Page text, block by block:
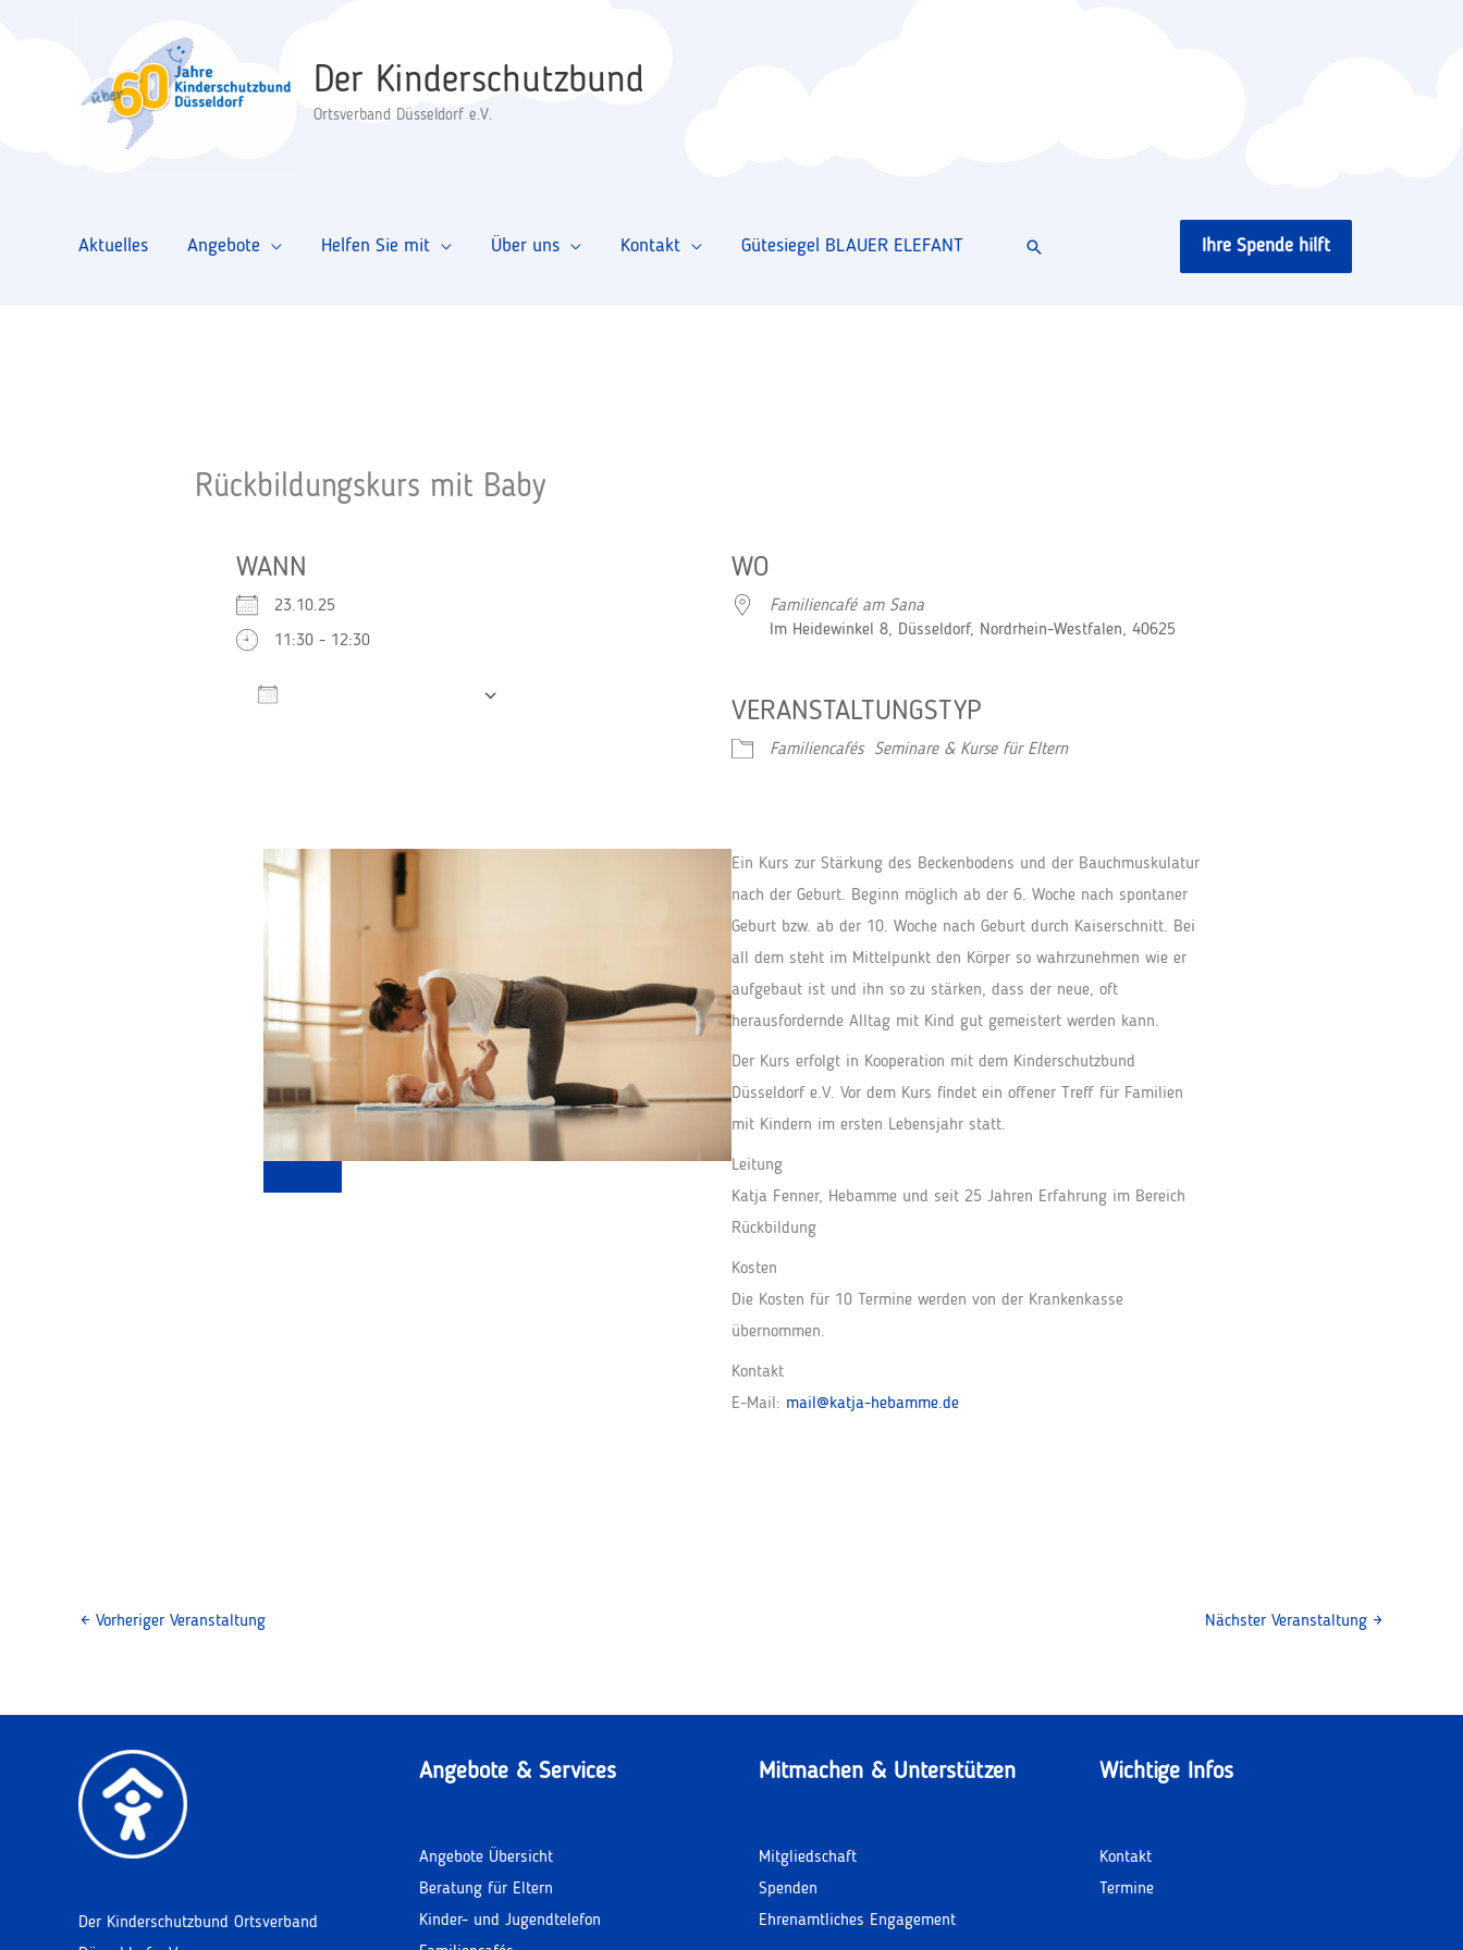
Der Kinderschutzbund
Ortsverband Düsseldorf e.V.
Aktuelles Angebote Helfen Sie mit Über uns Kontakt Gütesiegel BLAUER ELEFANT Suchen Ihre Spende hilft
Rückbildungskurs mit Baby
WANN
23.10.25
11:30 - 12:30
WO
Familiencafé am Sana
Im Heidewinkel 8, Düsseldorf, Nordrhein-Westfalen, 40625
VERANSTALTUNGSTYP
Familiencafés Seminare & Kurse für Eltern
Ein Kurs zur Stärkung des Beckenbodens und der Bauchmuskulatur
nach der Geburt. Beginn möglich ab der 6. Woche nach spontaner
Geburt bzw. ab der 10. Woche nach Geburt durch Kaiserschnitt. Bei
all dem steht im Mittelpunkt den Körper so wahrzunehmen wie er
aufgebaut ist und ihn so zu stärken, dass der neue, oft
herausfordernde Alltag mit Kind gut gemeistert werden kann.
Der Kurs erfolgt in Kooperation mit dem Kinderschutzbund
Düsseldorf e.V. Vor dem Kurs findet ein offener Treff für Familien
mit Kindern im ersten Lebensjahr statt.
Leitung
Katja Fenner, Hebamme und seit 25 Jahren Erfahrung im Bereich
Rückbildung
Kosten
Die Kosten für 10 Termine werden von der Krankenkasse
übernommen.
Kontakt
E-Mail: mail@katja-hebamme.de
← Vorheriger Veranstaltung Nächster Veranstaltung →
Der Kinderschutzbund Ortsverband
Angebote & Services
Angebote Übersicht
Beratung für Eltern
Kinder- und Jugendtelefon
Mitmachen & Unterstützen
Mitgliedschaft
Spenden
Ehrenamtliches Engagement
Wichtige Infos
Kontakt
Termine